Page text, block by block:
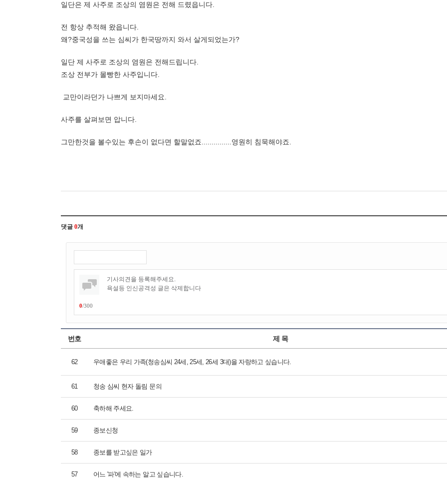
일단은 제 사주로 조상의 염원은 전해 드렸읍니다.
전 항상 추적해 왔읍니다.
왜?중국성을 쓰는 심씨가 한국땅까지 와서 살게되었는가?
일단 제 사주로 조상의 염원은 전해드립니다.
조상 전부가 몰빵한 사주입니다.
교만이라던가 나쁘게 보지마세요.
사주를 살펴보면 압니다.
그만한것을 볼수있는 후손이 없다면 할말없죠...............영원히 침묵해야죠.
댓글 0개
0/300
번호 제 목
62 우애좋은 우리 가족(청송심씨 24세, 25세, 26세 3대)을 자랑하고 싶습니다.
61 청송 심씨 현자 돌림 문의
60 축하해 주세요.
59 종보신청
58 종보를 받고싶은 일가
57 어느 '파'에 속하는 알고 싶습니다.